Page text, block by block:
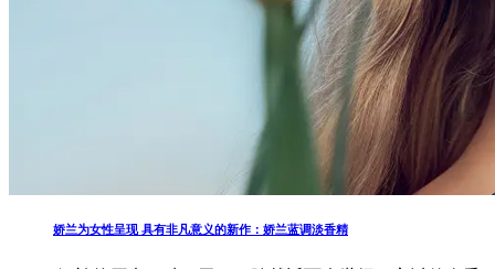
娇兰为女性呈现 具有非凡意义的新作：娇兰蓝调淡香精